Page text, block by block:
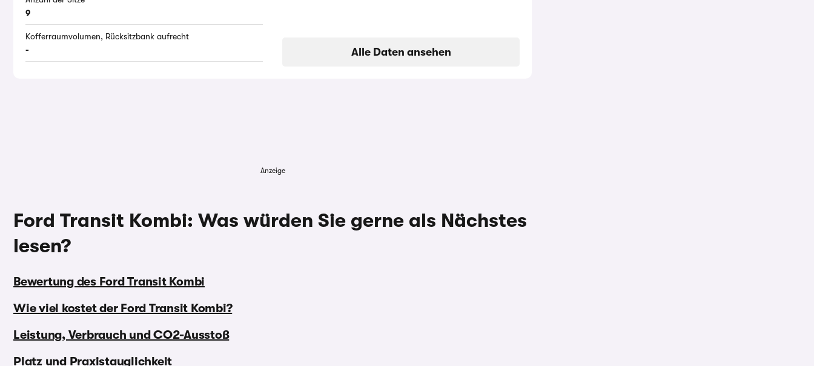
9
Kofferraumvolumen, Rücksitzbank aufrecht
-
Alle Daten ansehen
Anzeige
Ford Transit Kombi: Was würden Sie gerne als Nächstes
lesen?
Bewertung des Ford Transit Kombi
Wie viel kostet der Ford Transit Kombi?
Leistung, Verbrauch und CO2-Ausstoß
Platz und Praxistauglichkeit